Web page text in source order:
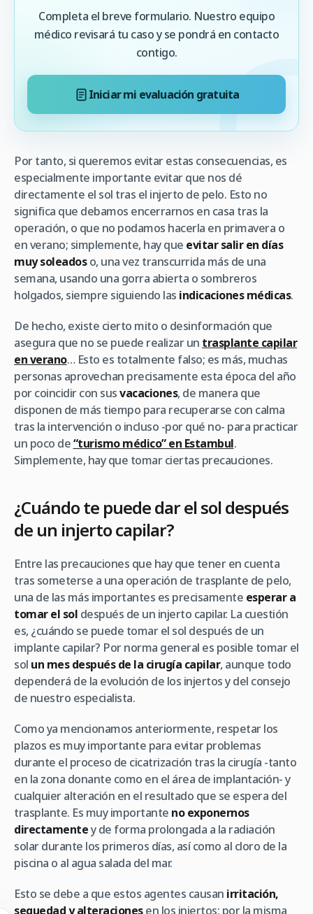
Completa el breve formulario. Nuestro equipo
médico revisará tu caso y se pondrá en contacto
contigo.
Iniciar mi evaluación gratuita
Por tanto, si queremos evitar estas consecuencias, es
especialmente importante evitar que nos dé
directamente el sol tras el injerto de pelo. Esto no
significa que debamos encerrarnos en casa tras la
operación, o que no podamos hacerla en primavera o
en verano; simplemente, hay que evitar salir en días
muy soleadoso, una vez transcurrida más de una
semana, usando una gorra abierta o sombreros
holgados, siempre siguiendo las indicaciones médicas.
De hecho, existe cierto mito o desinformación que
asegura que no se puede realizar un trasplante capilar
en verano… Esto es totalmente falso; es más, muchas
personas aprovechan precisamente esta época del año
por coincidir con susvacaciones, de manera que
disponen de más tiempo para recuperarse con calma
tras la intervención o incluso -por qué no- para practicar
un poco de“turismo médico” en Estambul.
Simplemente, hay que tomar ciertas precauciones.
¿Cuándo te puede dar el sol después
de un injerto capilar?
Entre las precauciones que hay que tener en cuenta
tras someterse a una operación de trasplante de pelo,
una de las más importantes es precisamente esperar a
tomar el sol después de un injerto capilar. La cuestión
es, ¿cuándo se puede tomar el sol después de un
implante capilar? Por norma general es posible tomar el
sol un mes después de la cirugía capilar, aunque todo
dependerá de la evolución de los injertos y del consejo
de nuestro especialista.
Como ya mencionamos anteriormente, respetar los
plazos es muy importante para evitar problemas
durante el proceso de cicatrización tras la cirugía -tanto
en la zona donante como en el área de implantación- y
cualquier alteración en el resultado que se espera del
trasplante. Es muy importante no exponernos
directamentey de forma prolongada a la radiación
solar durante los primeros días, así como al cloro de la
piscina o al agua salada del mar.
Esto se debe a que estos agentes causan irritación,
sequedad y alteracionesen los injertos; por la misma